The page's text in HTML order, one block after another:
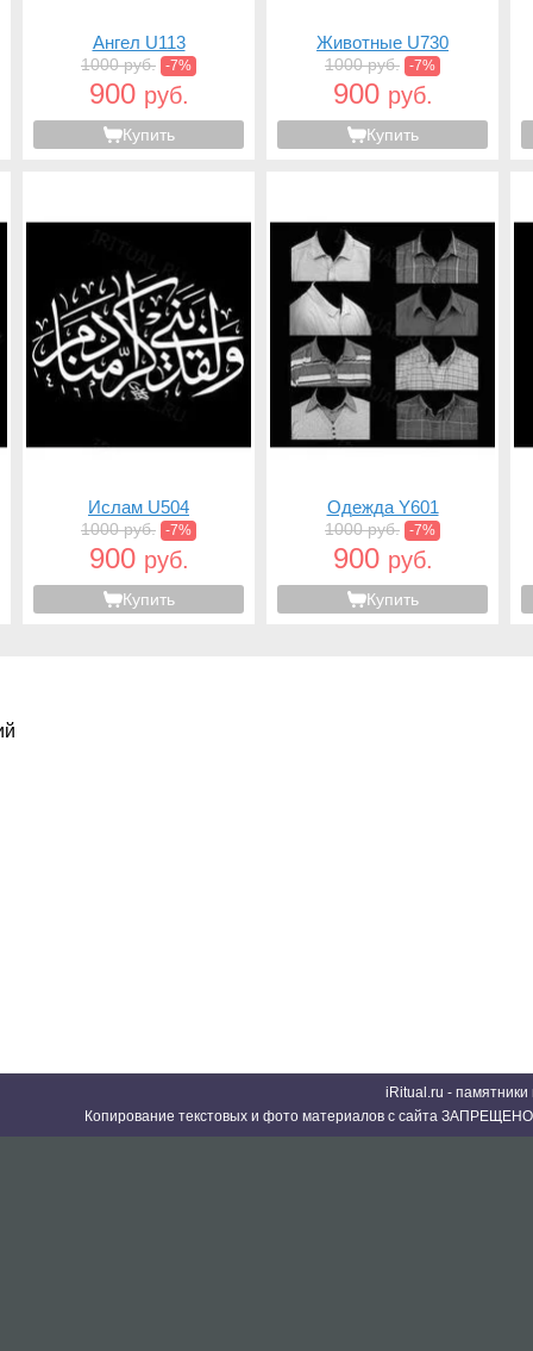
Ангел U113
1000 руб. -7%
900 руб.
Купить
Животные U730
1000 руб. -7%
900 руб.
Купить
Ислам U504
1000 руб. -7%
900 руб.
Купить
Одежда Y601
1000 руб. -7%
900 руб.
Купить
iRitual.ru -
Копирование текстовых и фото материалов с сайта